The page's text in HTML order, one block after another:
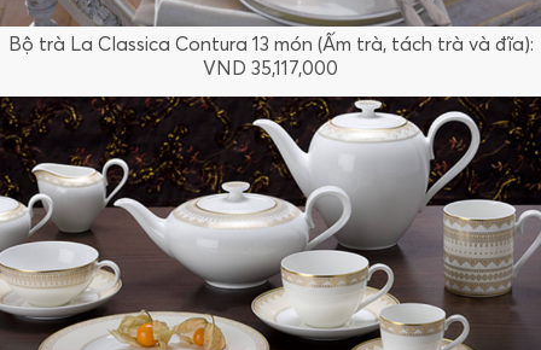
Bộ trà La Classica Contura 13 món (Ấm trà, tách trà và đĩa):
VND 35,117,000